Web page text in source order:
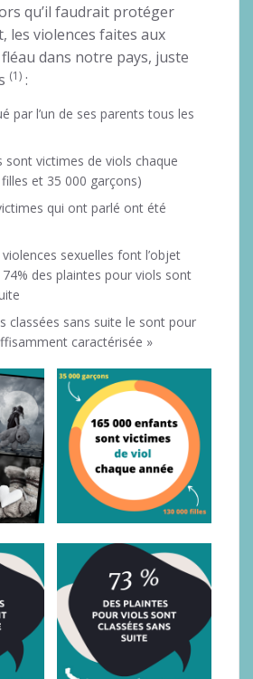
qu’il faudrait protéger
les violences faites aux
dans notre pays, juste
(1) :
par l’un de ses parents tous les
sont victimes de viols chaque
et 35 000 garçons)
qui ont parlé ont été
sexuelles font l’objet
74% des plaintes pour viols sont
classées sans suite le sont pour
caractérisée »